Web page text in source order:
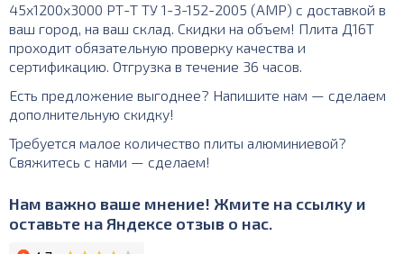
45х1200х3000 РТ-Т ТУ 1-3-152-2005 (АМР) с доставкой в
ваш город, на ваш склад. Скидки на объем! Плита Д16Т
проходит обязательную проверку качества и
сертификацию. Отгрузка в течение 36 часов.
Есть предложение выгоднее? Напишите нам — сделаем
дополнительную скидку!
Требуется малое количество плиты алюминиевой?
Свяжитесь с нами — сделаем!
Нам важно ваше мнение! Жмите на ссылку и
оставьте на Яндексе отзыв о нас.